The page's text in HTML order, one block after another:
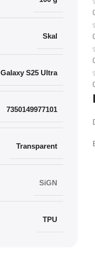
Skal
Galaxy S25 Ultra
7350149977101
Transparent
SiGN
TPU